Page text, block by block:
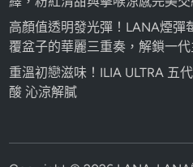
高顏值透明發光彈！LANA煙彈
覆盆子的華麗三重奏，解鎖一
重溫初戀滋味！ILIA ULTRA 五
酸 沁涼解膩